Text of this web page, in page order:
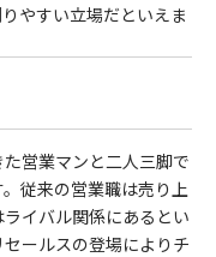
やすい立場だといえま
営業マンと二人三脚で
従来の営業職は売り上
イバル関係にあるとい
ールスの登場によりチ